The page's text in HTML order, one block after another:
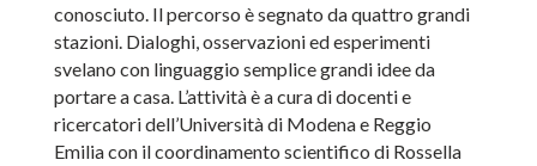
conosciuto. Il percorso è segnato da quattro grandi
stazioni. Dialoghi, osservazioni ed esperimenti
svelano con linguaggio semplice grandi idee da
portare a casa. L’attività è a cura di docenti e
ricercatori dell’Università di Modena e Reggio
Emilia con il coordinamento scientifico di Rossella